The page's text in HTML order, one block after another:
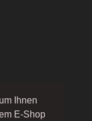
Ihnen
E-Shop